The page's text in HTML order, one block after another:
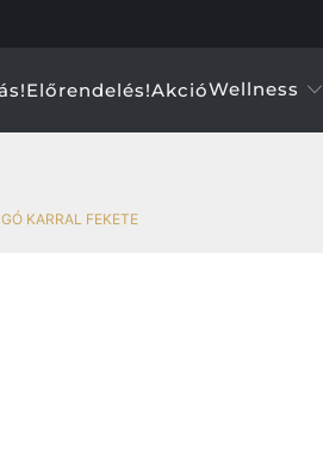
Előrendelés!AkcióWellness
KARRAL FEKETE